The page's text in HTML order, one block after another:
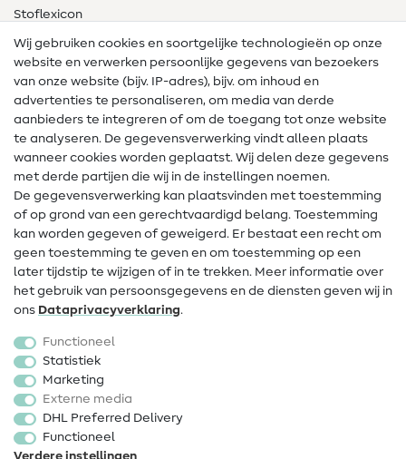
Stoflexicon
Naailexicon
Gratis Naaipatronen
Hulp & contact
Contact
Wijziging van eigenaar
FAQ
Herroepingsrecht
Populair
Fournituren
Sale
Wij gebruiken cookies en soortgelijke technologieën op onze
website en verwerken persoonlijke gegevens van bezoekers
van onze website (bijv. IP-adres), bijv. om inhoud en
advertenties te personaliseren, om media van derde
aanbieders te integreren of om de toegang tot onze website
te analyseren. De gegevensverwerking vindt alleen plaats
wanneer cookies worden geplaatst. Wij delen deze gegevens
met derde partijen die wij in de instellingen noemen.
De gegevensverwerking kan plaatsvinden met toestemming
of op grond van een gerechtvaardigd belang. Toestemming
kan worden gegeven of geweigerd. Er bestaat een recht om
geen toestemming te geven en om toestemming op een
later tijdstip te wijzigen of in te trekken. Meer informatie over
het gebruik van persoonsgegevens en de diensten geven wij in
ons Data­privacy­verklaring.
Functioneel
Statistiek
Marketing
Externe media
DHL Preferred Delivery
Functioneel
Verdere instellingen